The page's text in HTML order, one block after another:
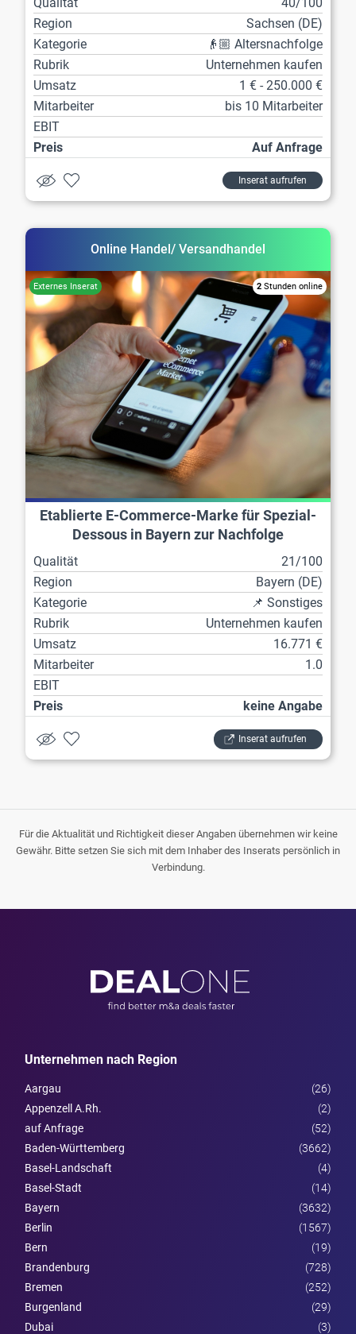
Region
Sachsen (DE)
Kategorie
👴🏼 Altersnachfolge
Rubrik
Unternehmen kaufen
Umsatz
1 € - 250.000 €
Mitarbeiter
bis 10 Mitarbeiter
EBIT
Preis
Auf Anfrage
Inserat aufrufen
Online Handel/ Versandhandel
2 Stunden online
Etablierte E-Commerce-Marke für Spezial-
Dessous in Bayern zur Nachfolge
Qualität
21/100
Region
Bayern (DE)
Kategorie
📌 Sonstiges
Rubrik
Unternehmen kaufen
Umsatz
16.771 €
Mitarbeiter
1.0
EBIT
Preis
keine Angabe
Inserat aufrufen
Für die Aktualität und Richtigkeit dieser Angaben übernehmen wir keine
Gewähr. Bitte setzen Sie sich mit dem Inhaber des Inserats persönlich in
Verbindung.
Unternehmen nach Region
Aargau
(26)
Appenzell A.Rh.
(2)
auf Anfrage
(52)
Baden-Württemberg
(3662)
Basel-Landschaft
(4)
Basel-Stadt
(14)
Bayern
(3632)
Berlin
(1567)
Bern
(19)
Brandenburg
(728)
Bremen
(252)
Burgen­land
(29)
Dubai
(3)